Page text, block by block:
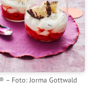
– Foto: Jorma Gottwald